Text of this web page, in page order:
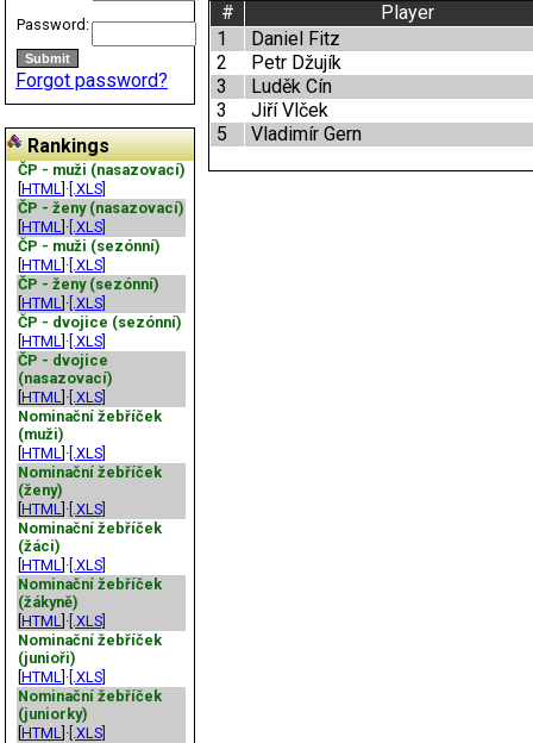
Password:
Forgot password?
Rankings
ČP - muži (nasazovací)
HTML ]· [.XLS]
ČP - ženy (nasazovací)
HTML ]· [.XLS]
ČP - muži (sezónní)
HTML ]· [.XLS]
ČP - ženy (sezónní)
HTML ]· [.XLS]
ČP - dvojice (sezónní)
HTML ]· [.XLS]
ČP - dvojice
(nasazovací)
HTML ]· [.XLS]
Nominační žebříček
(muži)
HTML ]· [.XLS]
Nominační žebříček
(ženy)
HTML ]· [.XLS]
Nominační žebříček
(žáci)
HTML ]· [.XLS]
Nominační žebříček
(žákyně)
HTML ]· [.XLS]
Nominační žebříček
(junioři)
HTML ]· [.XLS]
Nominační žebříček
(juniorky)
HTML ]· [.XLS]
#
Player
1
Daniel Fitz
2
Petr Džujík
3
Luděk Cín
3
Jiří Vlček
5
Vladimír Gern